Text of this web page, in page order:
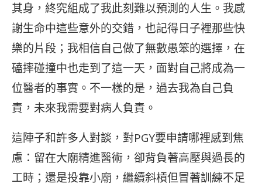
其身，終究組成了我此刻難以預測的人生。我感
謝生命中這些意外的交錯，也記得日子裡那些快
樂的片段；我相信自己做了無數愚笨的選擇，在
磕摔碰撞中也走到了這一天，面對自己將成為一
位醫者的事實。不一樣的是，過去我為自己負
責，未來我需要對病人負責。
這陣子和許多人對談，對PGY要申請哪裡感到焦
慮：留在大廟精進醫術，卻背負著高壓與過長的
工時；還是投靠小廟，繼續斜槓但冒著訓練不足